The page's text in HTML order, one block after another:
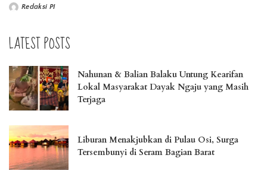
Redaksi PI
LATEST POSTS
Nahunan & Balian Balaku Untung Kearifan
Lokal Masyarakat Dayak Ngaju yang Masih
Terjaga
Liburan Menakjubkan di Pulau Osi, Surga
Tersembunyi di Seram Bagian Barat